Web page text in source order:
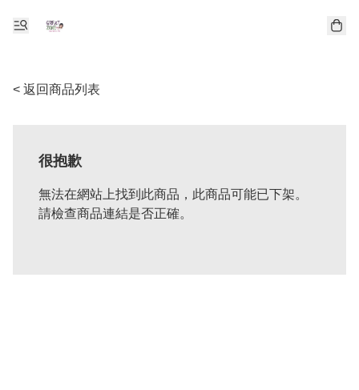
< 返回商品列表
很抱歉
無法在網站上找到此商品，此商品可能已下架。
請檢查商品連結是否正確。